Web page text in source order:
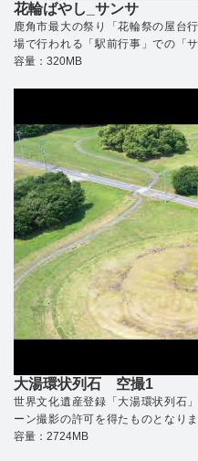
花輪ばやし_サンサ
（ダウンロードできます）
鹿角市最大の祭り「花輪祭の屋台
場で行われる「駅前行事」での「
容量：320MB
大湯環状列石 空撮1
（ダウンロードできます）
世界文化遺産登録「大湯環状列石
ーン撮影の許可を得たものとなりま
容量：2724MB